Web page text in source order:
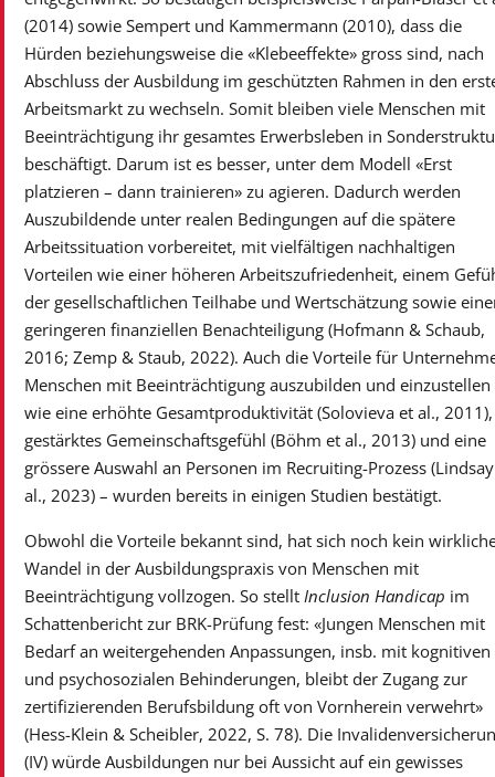
(2014) sowie Sempert und Kammermann (2010), dass die
Hürden beziehungsweise die «Klebeeffekte» gross sind, nach
Abschluss der Ausbildung im geschützten Rahmen in den
Arbeitsmarkt zu wechseln. Somit bleiben viele Menschen mit
Beeinträchtigung ihr gesamtes Erwerbsleben in
beschäftigt. Darum ist es besser, unter dem Modell «Erst
platzieren – dann trainieren» zu agieren. Dadurch werden
Auszubildende unter realen Bedingungen auf die spätere
Arbeitssituation vorbereitet, mit vielfältigen nachhaltigen
Vorteilen wie einer höheren Arbeitszufriedenheit, einem
der gesellschaftlichen Teilhabe und Wertschätzung sowie
geringeren finanziellen Benachteiligung (Hofmann & Schaub,
2016; Zemp & Staub, 2022). Auch die Vorteile für
Menschen mit Beeinträchtigung auszubilden und einzustellen
wie eine erhöhte Gesamtproduktivität (Solovieva et al.,
gestärktes Gemeinschaftsgefühl (Böhm et al., 2013) und eine
grössere Auswahl an Personen im Recruiting-Prozess
al., 2023) – wurden bereits in einigen Studien bestätigt.
Obwohl die Vorteile bekannt sind, hat sich noch kein
Wandel in der Ausbildungspraxis von Menschen mit
Beeinträchtigung vollzogen. So stellt Inclusion Handicap im
Schattenbericht zur BRK-Prüfung fest: «Jungen Menschen mit
Bedarf an weitergehenden Anpassungen, insb. mit kognitiven
und psychosozialen Behinderungen, bleibt der Zugang zur
zertifizierenden Berufsbildung oft von Vornherein verwehrt»
(Hess-Klein & Scheibler, 2022, S. 78). Die
(IV) würde Ausbildungen nur bei Aussicht auf ein gewisses